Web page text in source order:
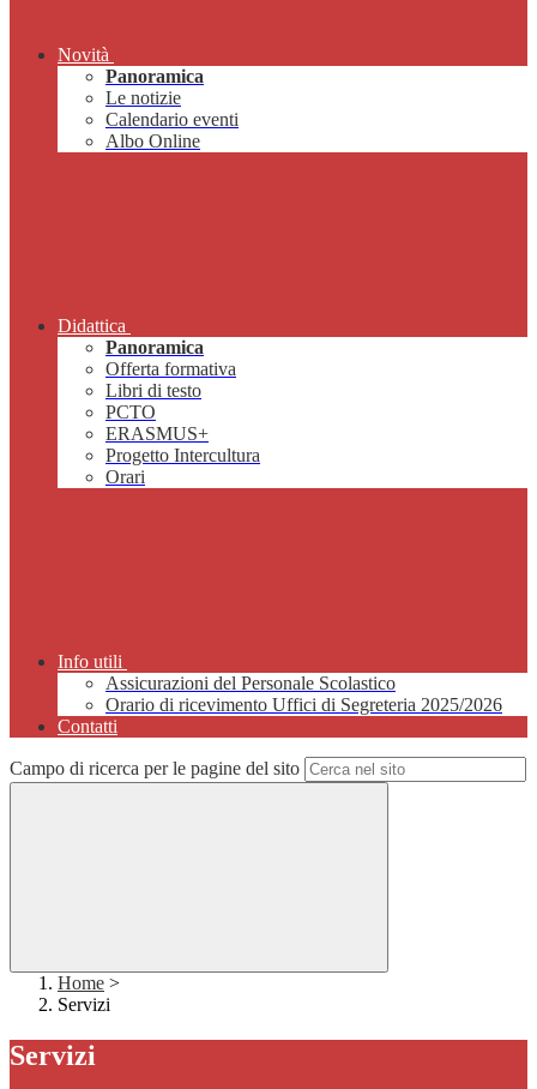
Novità
Panoramica
Le notizie
Calendario eventi
Albo Online
Didattica
Panoramica
Offerta formativa
Libri di testo
PCTO
ERASMUS+
Progetto Intercultura
Orari
Info utili
Assicurazioni del Personale Scolastico
Orario di ricevimento Uffici di Segreteria 2025/2026
Contatti
Campo di ricerca per le pagine del sito
Home >
Servizi
Servizi